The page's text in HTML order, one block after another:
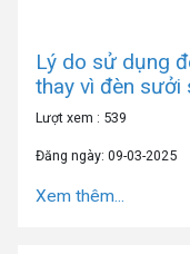
Lý do sử dụng
thay vì đèn
Lượt xem : 539
Đăng ngày: 09-03-2025
Xem thêm...